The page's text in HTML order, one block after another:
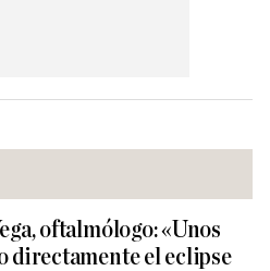
oftalmólogo: «Unos
directamente el eclipse